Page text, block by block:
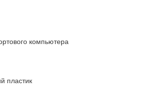
компьютера
пластик